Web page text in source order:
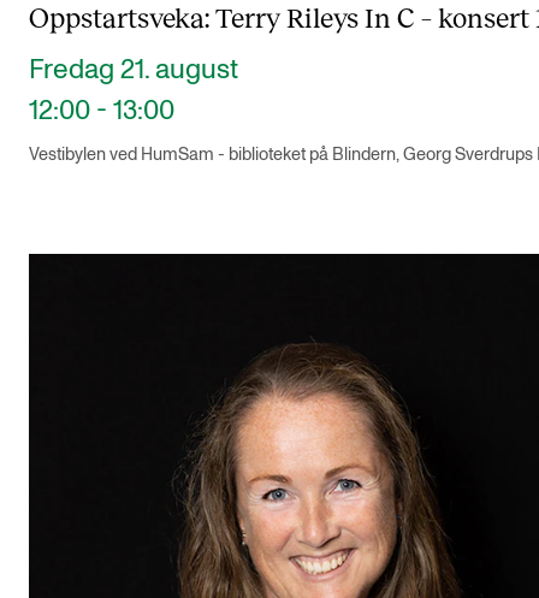
Oppstartsveka: Terry Rileys In C – konsert
Fredag 21. august
12:00 - 13:00
Vestibylen ved HumSam - biblioteket på Blindern, Georg Sverdrups